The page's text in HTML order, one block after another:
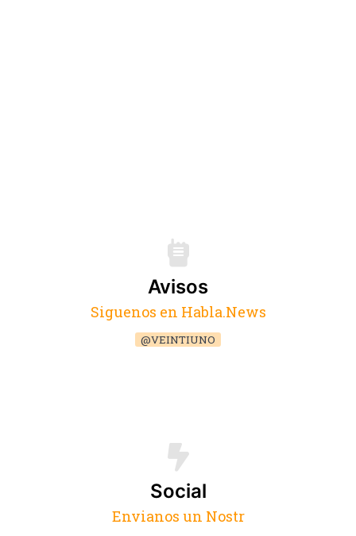
Avisos
Siguenos en Habla.News
@VEINTIUNO
Social
Envianos un Nostr